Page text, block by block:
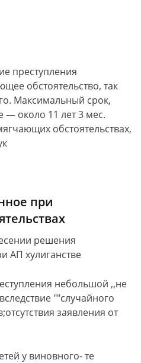
преступления
обстоятельство, так
Максимальный срок,
— около 11 лет 3 мес.
обстоятельствах,
при
решения
АП хулиганстве
небольшой ,,не
""случайного
заявления от
у виновного- те